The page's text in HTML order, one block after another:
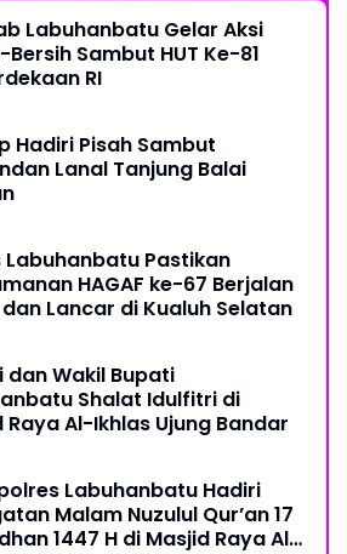
Labuhanbatu Gelar Aksi
Bersih Sambut HUT Ke-81
RI
Hadiri Pisah Sambut
Lanal Tanjung Balai
Labuhanbatu Pastikan
HAGAF ke-67 Berjalan
Lancar di Kualuh Selatan
dan Wakil Bupati
Shalat Idulfitri di
Raya Al-Ikhlas Ujung Bandar
Labuhanbatu Hadiri
Malam Nuzulul Qur’an 17
1447 H di Masjid Raya Al-